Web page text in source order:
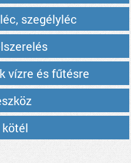
szegélyléc
vízre és fűtésre
kötél